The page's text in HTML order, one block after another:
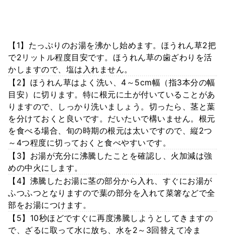
【1】たっぷりのお湯を沸かし始めます。ほうれん草2把
で2リットル程度目安です。ほうれん草の歯ざわりを活
かしますので、塩は入れません。
【2】ほうれん草はよく洗い、4～5cm幅（指3本分の幅
目安）に切ります。特に根元に土が付いていることがあ
りますので、しっかり洗いましょう。切ったら、茎と葉
を分けておくと良いです。だいたいで構いません。根元
を食べる場合、旬の時期の根元は太いですので、縦2つ
～4つ程度に切っておくと食べやすいです。
【3】お湯が充分に沸騰したことを確認し、火加減は強
めの中火にします。
【4】沸騰したお湯に茎の部分から入れ、すぐにお湯が
ふつふつとなりますので葉の部分を入れて菜箸などで全
部をお湯につけます。
【5】10秒ほどですぐに再度沸騰しようとしてきますの
で、ざるに取って水に放ち、水を2～3回替えて冷ま